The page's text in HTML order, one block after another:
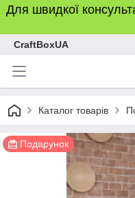
Для швидкої
CraftBoxUA
Каталог товарів
Подарунок